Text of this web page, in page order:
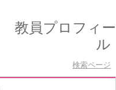
教員プロフィー
ル
検索ページ